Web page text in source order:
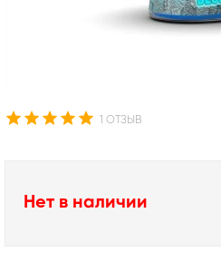
1 ОТЗЫВ
Нет в наличии